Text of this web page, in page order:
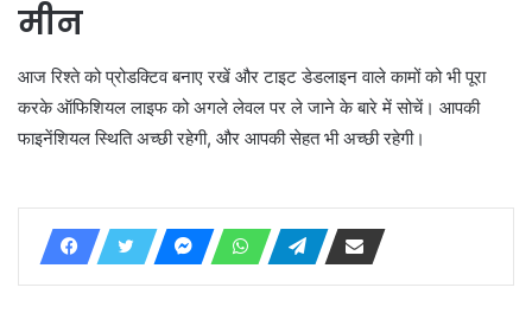
मीन
आज रिश्ते को प्रोडक्टिव बनाए रखें और टाइट डेडलाइन वाले कामों को भी पूरा
करके ऑफिशियल लाइफ को अगले लेवल पर ले जाने के बारे में सोचें। आपकी
फाइनेंशियल स्थिति अच्छी रहेगी, और आपकी सेहत भी अच्छी रहेगी।